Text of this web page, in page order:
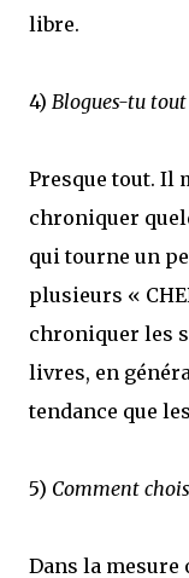
libre.
4) Blogues-tu tout
Presque tout. Il
chroniquer
qui tourne un
plusieurs «
chroniquer les
livres, en
tendance que
5) Comment
Dans la mesure